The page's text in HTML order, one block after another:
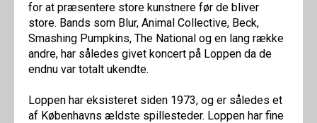
for at præsentere store kunstnere før de bliver
store. Bands som Blur, Animal Collective, Beck,
Smashing Pumpkins, The National og en lang række
andre, har således givet koncert på Loppen da de
endnu var totalt ukendte.
Loppen har eksisteret siden 1973, og er således et
af Københavns ældste spillesteder. Loppen har fine